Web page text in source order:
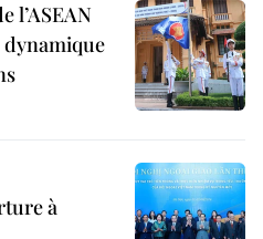
l’ASEAN
dynamique
à